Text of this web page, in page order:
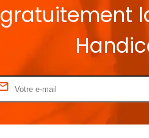
gratuitement